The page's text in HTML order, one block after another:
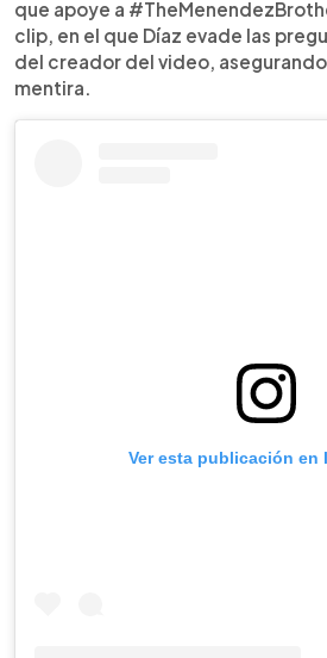
que apoye a
clip, en el que Díaz evade las
del creador del video,
mentira.
Ver esta publicación en